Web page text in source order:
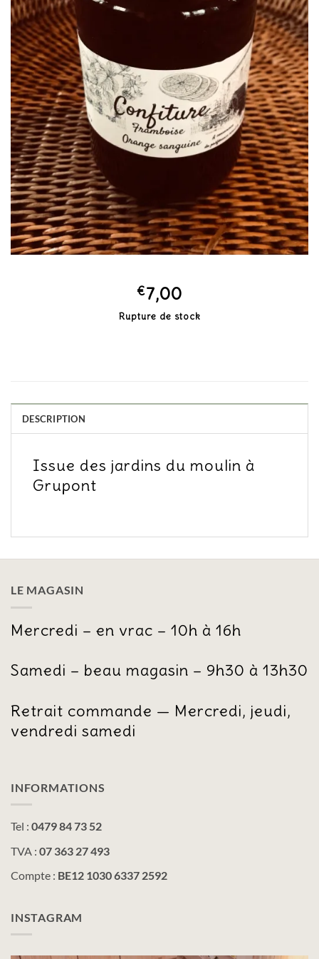
€7,00
Rupture de stock
DESCRIPTION
Issue des jardins du moulin à
Grupont
LE MAGASIN
Mercredi – en vrac – 10h à 16h
Samedi – beau magasin – 9h30 à 13h30
Retrait commande — Mercredi, jeudi,
vendredi samedi
INFORMATIONS
Tel : 0479 84 73 52
TVA : 07 363 27 493
Compte : BE12 1030 6337 2592
INSTAGRAM